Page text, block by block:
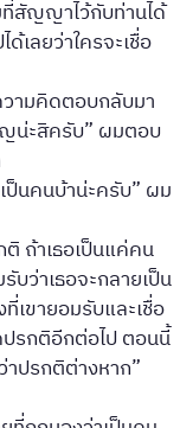
สัญญาไว้กับท่านได้
เลยว่าใครจะเชื่อ
วามคิดตอบกลับมา
น่ะสิครับ” ผมตอบ
นคนบ้าน่ะครับ” ผม
ถ้าเธอเป็นแค่คน
บว่าเธอจะกลายเป็น
เขายอมรับและเชื่อ
ปรกติอีกต่อไป ตอนนี้
ปรกติต่างหาก”